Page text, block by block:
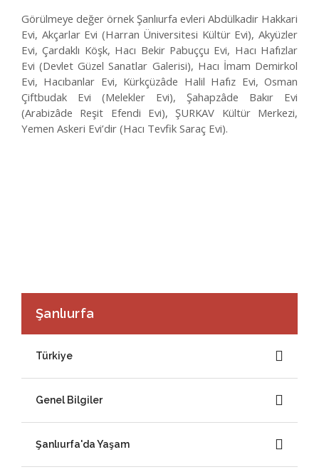
Görülmeye değer örnek Şanlıurfa evleri Abdülkadir Hakkari
Evi, Akçarlar Evi (Harran Üniversitesi Kültür Evi), Akyüzler
Evi, Çardaklı Köşk, Hacı Bekir Pabuççu Evi, Hacı Hafızlar
Evi (Devlet Güzel Sanatlar Galerisi), Hacı İmam Demirkol
Evi, Hacıbanlar Evi, Kürkçüzâde Halil Hafız Evi, Osman
Çiftbudak Evi (Melekler Evi), Şahapzâde Bakır Evi
(Arabizâde Reşit Efendi Evi), ŞURKAV Kültür Merkezi,
Yemen Askeri Evi’dir (Hacı Tevfik Saraç Evi).
Şanlıurfa
Türkiye
Genel Bilgiler
Şanlıurfa'da Yaşam